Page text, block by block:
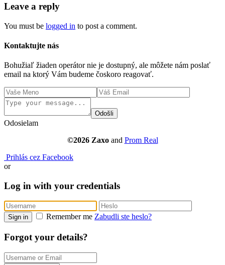
Leave a reply
You must be logged in to post a comment.
Kontaktujte nás
Bohužiaľ žiaden operátor nie je dostupný, ale môžete nám poslať
email na ktorý Vám budeme čoskoro reagovať.
Odošli
Odosielam
©2026 Zaxoand Prom Real
Prihlás cez Facebook
or
Log in with your credentials
Sign in Remember me Zabudli ste heslo?
Forgot your details?